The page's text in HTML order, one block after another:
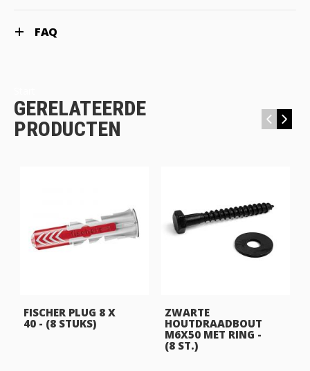
FAQ
GERELATEERDE
PRODUCTEN
‹ ›
FISCHER PLUG 8 X
40 - (8 STUKS)
ZWARTE
HOUTDRAADBOUT
M6X50 MET RING -
(8 ST.)